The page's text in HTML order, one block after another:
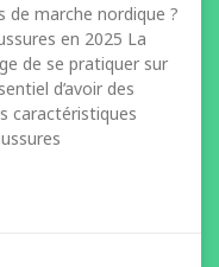
de marche nordique ?
en 2025 La
de se pratiquer sur
d’avoir des
caractéristiques